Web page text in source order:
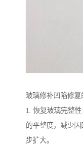
玻璃修补凹陷修复
1. 恢复玻璃完整
的平整度，减少
步扩大。